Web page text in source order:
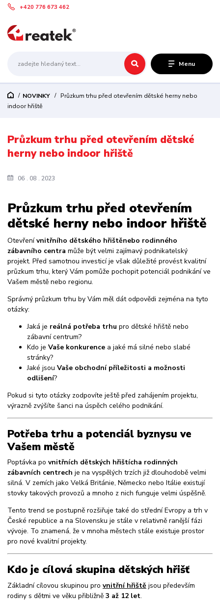
Menu
+420 776 673 462
NOVINKY
Průzkum trhu před otevřením dětské herny nebo
indoor hřiště
06 08 2023
Průzkum trhu před otevřením dětské
herny nebo indoor hřiště
Průzkum trhu před otevřením
dětské herny nebo indoor hřiště
Otevřenívnitřního dětského hřištěnebo rodinného
zábavního centra může být velmi zajímavý podnikatelský
projekt. Před samotnou investicí je však důležité provést kvalitní
průzkum trhu, který Vám pomůže pochopit potenciál podnikání ve
Vašem městě nebo regionu.
Správný průzkum trhu by Vám měl dát odpovědi zejména na tyto
otázky:
Jaká je reálná potřeba trhu pro dětské hřiště nebo
zábavní centrum?
Kdo je Vaše konkurence a jaké má silné nebo slabé
stránky?
Jaké jsou Vaše obchodní příležitosti a možnosti
odlišení?
Pokud si tyto otázky zodpovíte ještě před zahájením projektu,
výrazně zvýšíte šanci na úspěch celého podnikání.
Potřeba trhu a potenciál byznysu ve
Vašem městě
Poptávka po vnitřních dětských hřištícha rodinných
zábavních centrech je na vyspělých trzích již dlouhodobě velmi
silná. V zemích jako Velká Británie, Německo nebo Itálie existují
stovky takových provozů a mnoho z nich funguje velmi úspěšně.
Tento trend se postupně rozšiřuje také do střední Evropy a trh v
České republice a na Slovensku je stále v relativně ranější fázi
vývoje. To znamená, že v mnoha městech stále existuje prostor
pro nové kvalitní projekty.
Kdo je cílová skupina dětských hřišť
Základní cílovou skupinou pro vnitřní hřiště jsou především
rodiny s dětmi ve věku přibližně 3 až 12 let.